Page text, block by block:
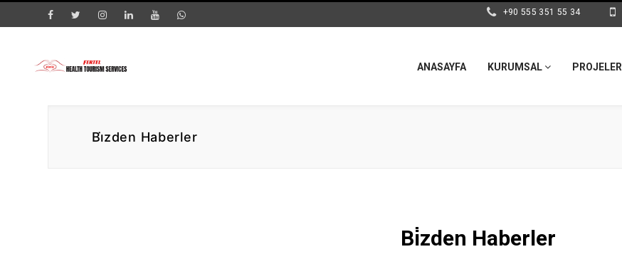
+90 555 351 55 34
ANASAYFA KURUMSAL PROJELER
Bi̇zden Haberler
Bi̇zden Haberler